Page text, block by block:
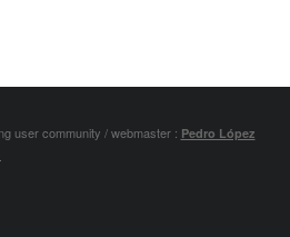
user community / webmaster : Pedro López